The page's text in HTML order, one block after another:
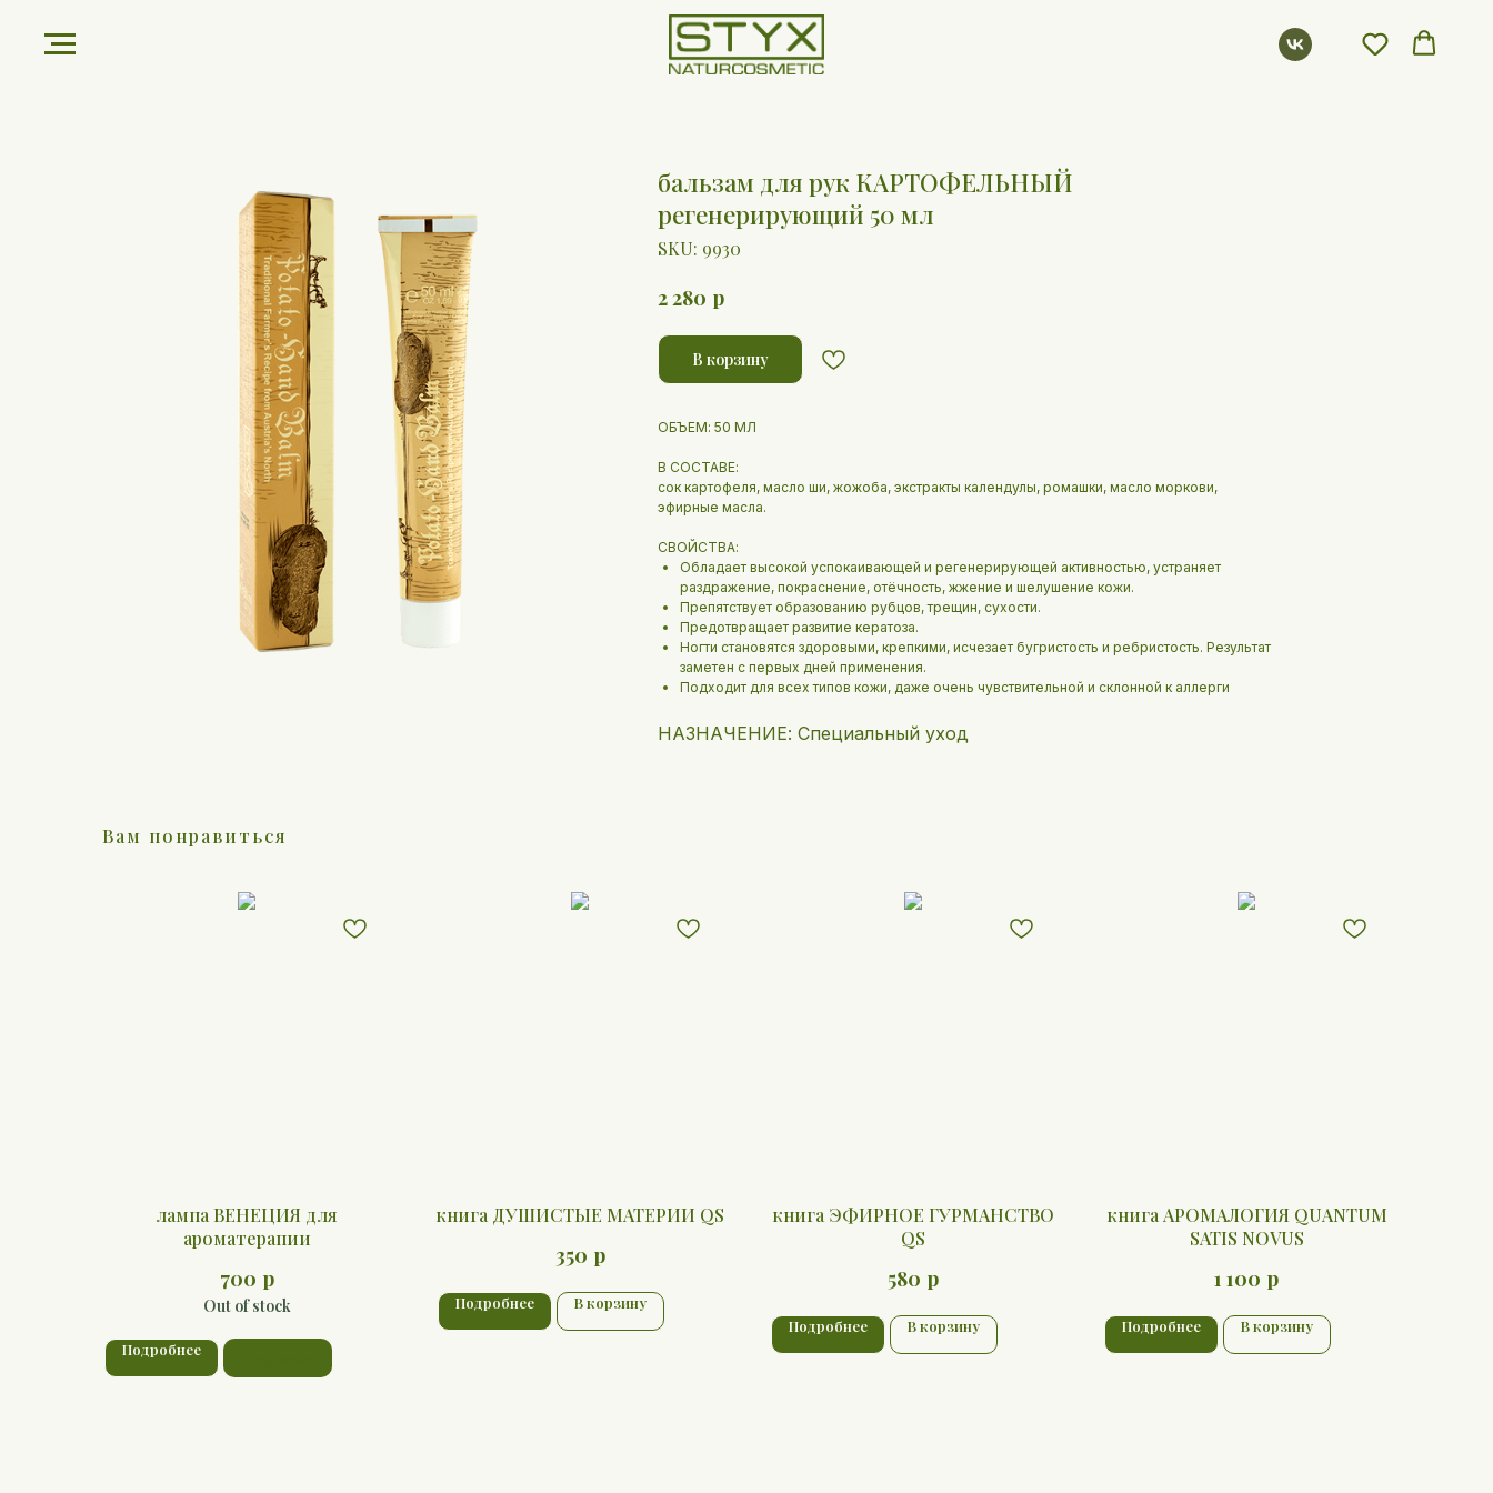
бальзам для рук КАРТОФЕЛЬНЫЙ
регенерирующий 50 мл
SKU: 9930
2 280 р
В корзину
ОБЪЕМ: 50 МЛ
В СОСТАВЕ:
сок картофеля, масло ши, жожоба, экстракты календулы, ромашки, масло моркови,
эфирные масла.
СВОЙСТВА:
Обладает высокой успокаивающей и регенерирующей активностью, устраняет
раздражение, покраснение, отёчность, жжение и шелушение кожи.
Препятствует образованию рубцов, трещин, сухости.
Предотвращает развитие кератоза.
Ногти становятся здоровыми, крепкими, исчезает бугристость и ребристость. Результат
заметен с первых дней применения.
Подходит для всех типов кожи, даже очень чувствительной и склонной к аллерги
НАЗНАЧЕНИЕ: Специальный уход
Вам понравиться
лампа ВЕНЕЦИЯ для
ароматерапии
700 р
Out of stock
Подробнее
книга ДУШИСТЫЕ МАТЕРИИ QS
350 р
Подробнее В корзину
книга ЭФИРНОЕ ГУРМАНСТВО
QS
580 р
Подробнее В корзину
книга АРОМАЛОГИЯ QUANTUM
SATIS NOVUS
1 100 р
Подробнее В корзину